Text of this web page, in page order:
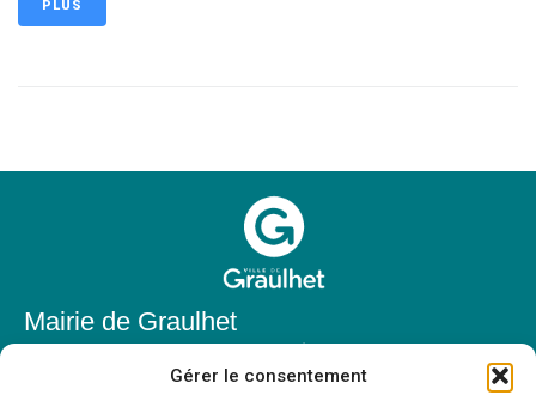
Gérer le consentement
PLUS
Mairie de Graulhet
81300 Graulhet